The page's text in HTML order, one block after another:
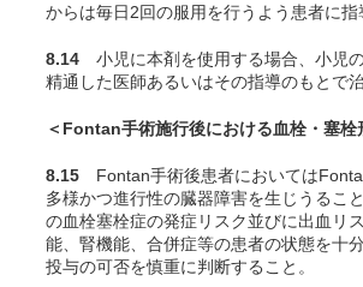
からは毎日2回の服用を行うよう患者に指
8.14 小児に本剤を使用する場合、小児
精通した医師あるいはその指導のもとで
＜Fontan手術施行後における血栓・塞栓
8.15 Fontan手術後患者においては
多様かつ進行性の臓器障害を生じうるこ
の血栓塞栓症の発症リスク並びに出血リ
能、腎機能、合併症等の患者の状態を十
投与の可否を慎重に判断すること。